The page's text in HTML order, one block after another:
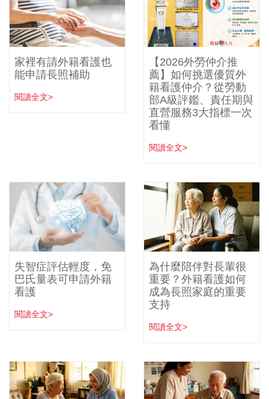
家裡有請外籍看護也
能申請長照補助
閱讀全文>
【2026外勞仲介推
薦】如何挑選優質外
籍看護仲介？從勞動
部A級評鑑、責任期與
直營服務3大指標一次
看懂
閱讀全文>
失智症評估輕度，免
巴氏量表可申請外籍
看護
閱讀全文>
為什麼陪伴對長輩很
重要？外籍看護如何
成為長照家庭的重要
支持
閱讀全文>